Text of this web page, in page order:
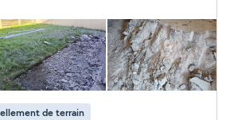
de terrain